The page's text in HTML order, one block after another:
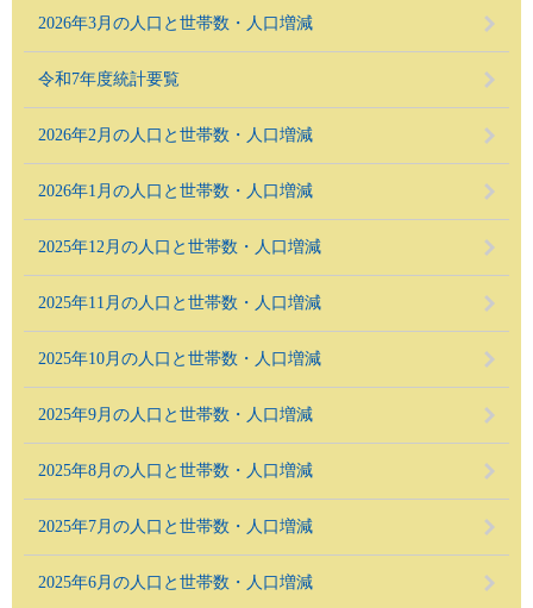
2026年3月の人口と世帯数・人口増減
令和7年度統計要覧
2026年2月の人口と世帯数・人口増減
2026年1月の人口と世帯数・人口増減
2025年12月の人口と世帯数・人口増減
2025年11月の人口と世帯数・人口増減
2025年10月の人口と世帯数・人口増減
2025年9月の人口と世帯数・人口増減
2025年8月の人口と世帯数・人口増減
2025年7月の人口と世帯数・人口増減
2025年6月の人口と世帯数・人口増減